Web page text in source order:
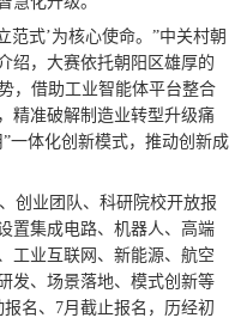
式’为核心使命。”中关村朝
绍，大赛依托朝阳区雄厚的
，借助工业智能体平台整合
精准破解制造业转型升级痛
一体化创新模式，推动创新成
创业团队、科研院校开放报
置集成电路、机器人、高端
工业互联网、新能源、航空
发、场景落地、模式创新等
名、7月截止报名，历经初